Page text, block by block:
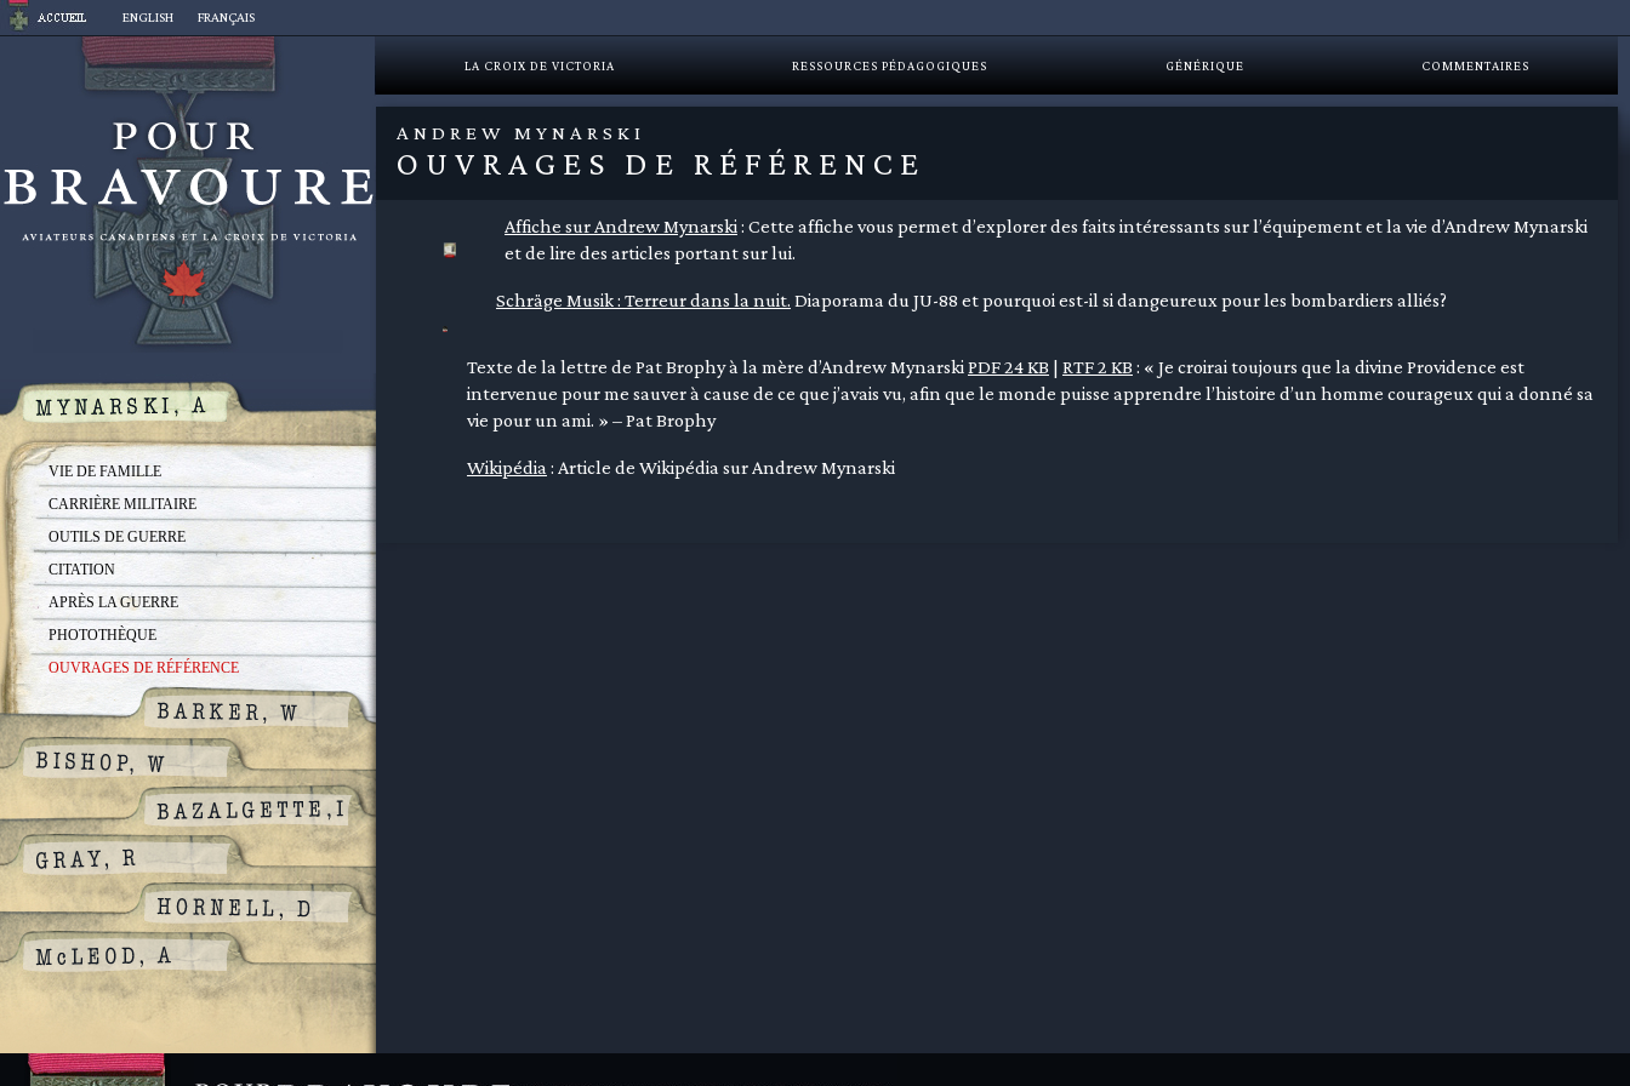
Aller
au
contenu
ENGLISH FRANÇAIS
VIE DE FAMILLE
CARRIÈRE MILITAIRE
OUTILS DE GUERRE
CITATION
APRÈS LA GUERRE
PHOTOTHÈQUE
OUVRAGES DE RÉFÉRENCE
LA CROIX DE VICTORIA RESSOURCES PÉDAGOGIQUES GÉNÉRIQUE COMMENTAIRES
ANDREW MYNARSKI
OUVRAGES DE RÉFÉRENCE
Affiche sur Andrew Mynarski: Cette affiche vous permet d’explorer des faits intéressants sur l’équipement et la vie d’Andrew Mynarski
et de lire des articles portant sur lui.
Schräge Musik : Terreur dans la nuit. Diaporama du JU-88 et pourquoi est-il si dangeureux pour les bombardiers alliés?
Texte de la lettre de Pat Brophy à la mère d’Andrew MynarskiPDF 24 KB | RTF 2 KB : « Je croirai toujours que la divine Providence est
intervenue pour me sauver à cause de ce que j’avais vu, afin que le monde puisse apprendre l’histoire d’un homme courageux qui a donné sa
vie pour un ami. » – Pat Brophy
Wikipédia : Article de Wikipédia sur Andrew Mynarski